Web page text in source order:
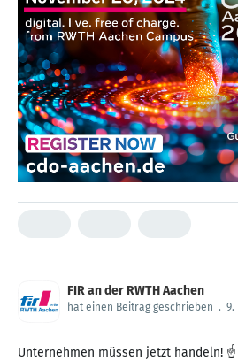
FIR an der RWTH Aachen
hat einen Beitrag geschrieben . 9.
Unternehmen müssen jetzt handeln!